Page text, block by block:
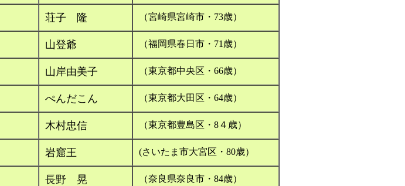
荘子 隆 （宮崎県宮崎市・73歳）
山登爺 （福岡県春日市・71歳）
山岸由美子 （東京都中央区・66歳）
ぺんだこん （東京都大田区・64歳）
木村忠信 （東京都豊島区・8４歳）
岩窟王 (さいたま市大宮区・80歳）
長野 晃 （奈良県奈良市・84歳）